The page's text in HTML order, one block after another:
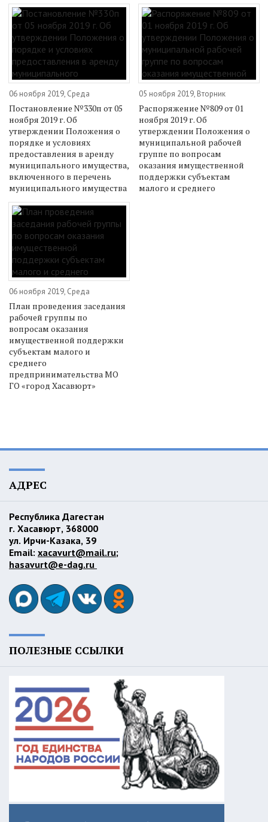
06 ноября 2019, Среда
Постановление №330п от 05
ноября 2019 г. Об
утверждении Положения о
порядке и условиях
предоставления в аренду
муниципального имущества,
включенного в перечень
муниципального имущества
05 ноября 2019, Вторник
Распоряжение №809 от 01
ноября 2019 г. Об
утверждении Положения о
муниципальной рабочей
группе по вопросам
оказания имущественной
поддержки субъектам
малого и среднего
06 ноября 2019, Среда
План проведения заседания
рабочей группы по
вопросам оказания
имущественной поддержки
субъектам малого и
среднего
предпринимательства МО
ГО «город Хасавюрт»
АДРЕС
Республика Дагестан
г. Хасавюрт, 368000
ул. Ирчи-Казака, 39
Email: xacavurt@mail.ru;
hasavurt@e-dag.ru
ПОЛЕЗНЫЕ ССЫЛКИ